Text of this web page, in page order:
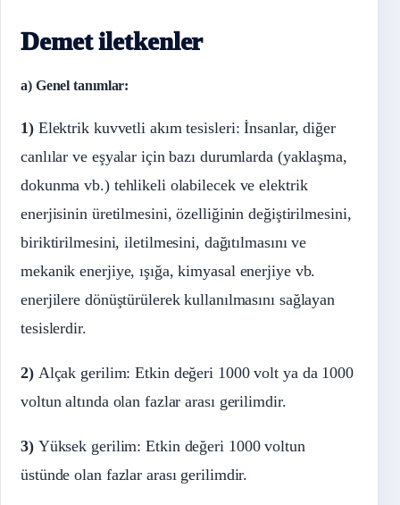
Demet iletkenler
a) Genel tanımlar:
1)Elektrik kuvvetli akım tesisleri: İnsanlar, diğer
canlılar ve eşyalar için bazı durumlarda (yaklaşma,
dokunma vb.) tehlikeli olabilecek ve elektrik
enerjisinin üretilmesini, özelliğinin değiştirilmesini,
biriktirilmesini, iletilmesini, dağıtılmasını ve
mekanik enerjiye, ışığa, kimyasal enerjiye vb.
enerjilere dönüştürülerek kullanılmasını sağlayan
tesislerdir.
2)Alçak gerilim: Etkin değeri 1000 volt ya da 1000
voltun altında olan fazlar arası gerilimdir.
3)Yüksek gerilim: Etkin değeri 1000 voltun
üstünde olan fazlar arası gerilimdir.